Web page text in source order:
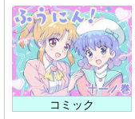
コミック